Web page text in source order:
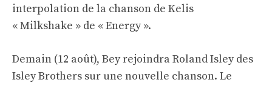
interpolation de la chanson de Kelis
« Milkshake » de « Energy ».
Demain (12 août), Bey rejoindra Roland Isley des
Isley Brothers sur une nouvelle chanson. Le